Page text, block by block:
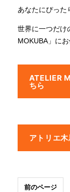
あなたにぴった
世界に一つだけ
MOKUBA」にお
ATELIER
ちら
アトリエ
前のページ